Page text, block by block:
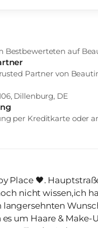
Bestbewerteten auf
Partner von
Dillenburg, DE
per Kreditkarte oder
🖤. Hauptstraße 106 ,
nicht wissen,ich
langersehnten
um Haare &